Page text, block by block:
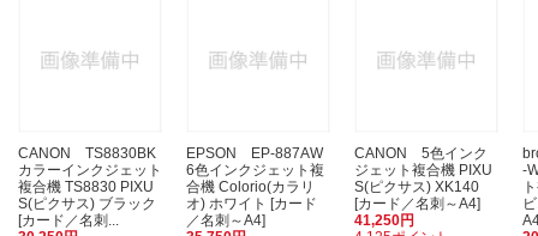
CANON TS8830BK
カラーインクジェット
複合機 TS8830 PIXU
S(ピクサス) ブラック
[カード／名刺...
EPSON EP-887AW
6色インクジェット複
合機 Colorio(カラリ
オ) ホワイト [カード
／名刺～A4]
CANON 5色インク
ジェット複合機 PIXU
S(ピクサス) XK140
[カード／名刺～A4]
41,250円
-